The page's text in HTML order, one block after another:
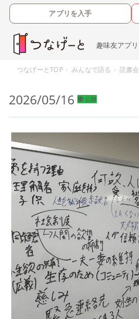
アプリを入手
趣味友アプリ
つなげーとTOP みんなで語る 読書会
2026/05/16 公開